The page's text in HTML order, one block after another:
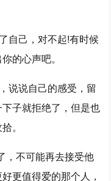
自己，对不起!有时候
的心声吧。
说说自己的感受，留
子就拒绝了，但是也
。
，不可能再去接受他
更值得爱的那个人，